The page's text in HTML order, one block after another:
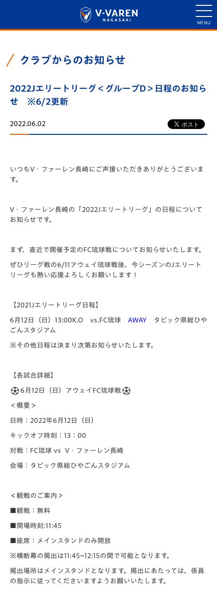
クラブからのお知らせ
2022Jエリートリーグ＜グループD＞日程のお知ら
せ ※6/2更新
2022.06.02
いつもV・ファーレン長崎にご声援いただきありがとうございま
す。
V・ファーレン長崎の「2022Jエリートリーグ」の日程について
お知らせです。
まず、直近で開催予定のFC琉球戦についてお知らせいたします。
ぜひリーグ戦の6/11アウェイ琉球戦後、今シーズンのJエリート
リーグも熱い応援よろしくお願いします！
【2021Jエリートリーグ日程】
6月12日（日）13:00K.O vs.FC琉球 AWAY タピック県総ひや
ごんスタジアム
※その他日程は決まり次第お知らせいたします。
【各試合詳細】
6月12日（日）アウェイFC琉球戦
＜概要＞
日時：2022年6月12日（日）
キックオフ時刻：13：00
対戦：FC琉球 vs V・ファーレン長崎
会場：タピック県総ひやごんスタジアム
＜観戦のご案内＞
■観戦：無料
■開場時刻:11:45
■座席：メインスタンドのみ開放
※横断幕の掲出は11:45~12:15の間で可能となります。
掲出場所はメインスタンドとなります。掲出にあたっては、係員
の指示に従ってくださいますようお願いいたします。